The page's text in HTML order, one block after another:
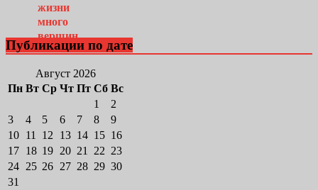
Публикации по дате
Август 2026
Пн Вт Ср Чт Пт Сб Вс
1
2
3
4 5 6 7 8
9
10 11 12 13 14 15 16
17 18 19 20 21 22 23
24 25 26 27 28 29 30
31